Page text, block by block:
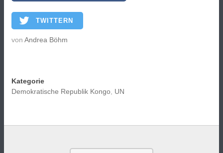
TWITTERN
von Andrea Böhm
Kategorie
Demokratische Republik Kongo UN